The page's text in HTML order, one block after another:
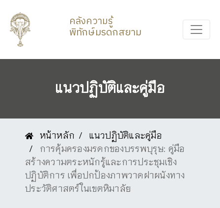
คลังความรู้
พิทักษ์มรดกสยาม
แนวปฏิบัติและคู่มือ
หน้าหลัก
แนวปฏิบัติและคู่มือ
การคุ้มครองมรดกของบรรพบุรุษ: คู่มือ
สร้างความตระหนักรู้และการประชุมเชิง
ปฏิบัติการ เพื่อปกป้องภาพวาดฝาผนังทาง
ประวัติศาสตร์ในเขตหิมาลัย